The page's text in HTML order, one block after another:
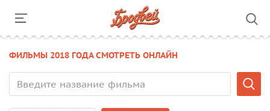
ФИЛЬМЫ 2018 ГОДА СМОТРЕТЬ ОНЛАЙН